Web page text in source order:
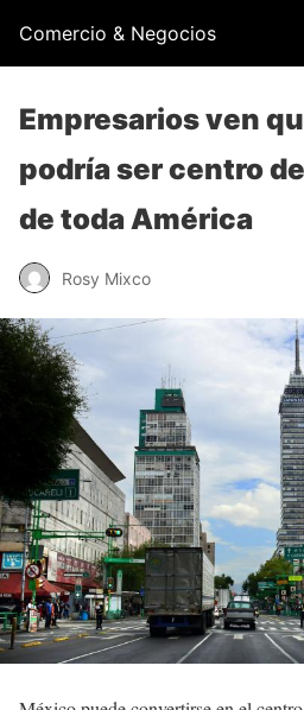
Comercio & Negocios
Empresarios ven
podría ser centro
de toda América
Rosy Mixco